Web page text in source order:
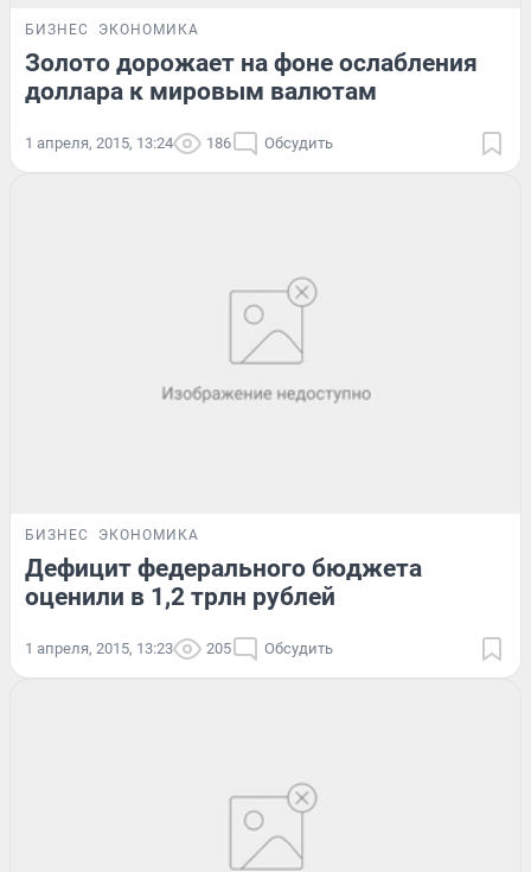
БИЗНЕС ЭКОНОМИКА
Золото дорожает на фоне ослабления
доллара к мировым валютам
1 апреля, 2015, 13:24 186 Обсудить
БИЗНЕС ЭКОНОМИКА
Дефицит федерального бюджета
оценили в 1,2 трлн рублей
1 апреля, 2015, 13:23 205 Обсудить